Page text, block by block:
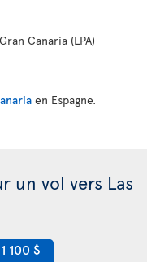
Canaria (LPA)
en Espagne.
un vol vers Las
1 100 $